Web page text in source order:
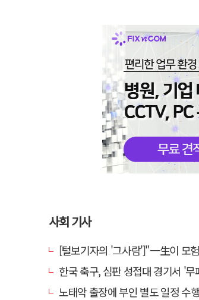
사회 기사
[털보기자의 '그사람']"一生이 모험"
한국 축구, 심판 성접대 경기서 '무패'…
노태악 출장에 부인 별도 일정 수행 직원